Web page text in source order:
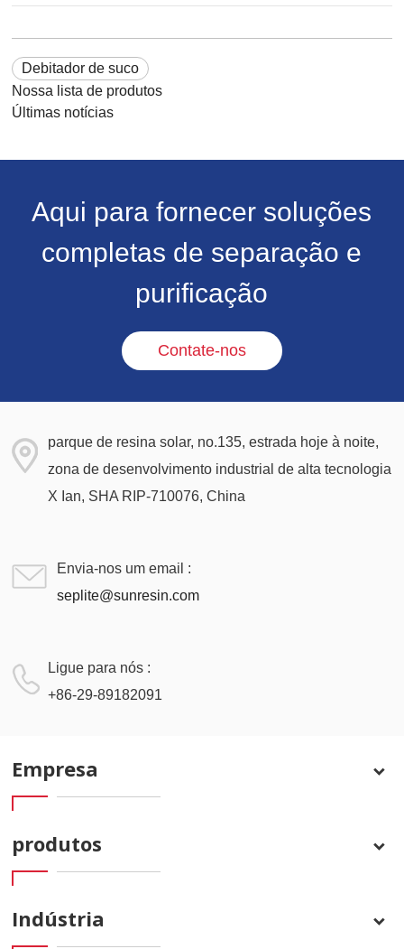
Debitador de suco
Nossa lista de produtos
Últimas notícias
Aqui para fornecer soluções
completas de separação e
purificação
Contate-nos
parque de resina solar, no.135, estrada hoje à noite,
zona de desenvolvimento industrial de alta tecnologia
X Ian, SHA RIP-710076, China
Envia-nos um email :
seplite@sunresin.com
Ligue para nós :
+86-29-89182091
Empresa
produtos
Indústria